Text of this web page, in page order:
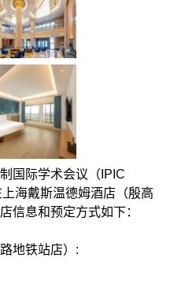
国际学术会议（IPIC
海戴斯温德姆酒店（殷高
信息和预定方式如下：
地铁站店）: